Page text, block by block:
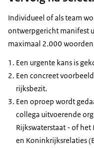
Individueel of als team
ontwerpgericht manifest
maximaal 2.000
Een urgente kans is
Een concreet
rijksbezit.
Een oproep wordt
collega uitvoerende
Rijkswaterstaat - of
en Koninkrijksrelaties